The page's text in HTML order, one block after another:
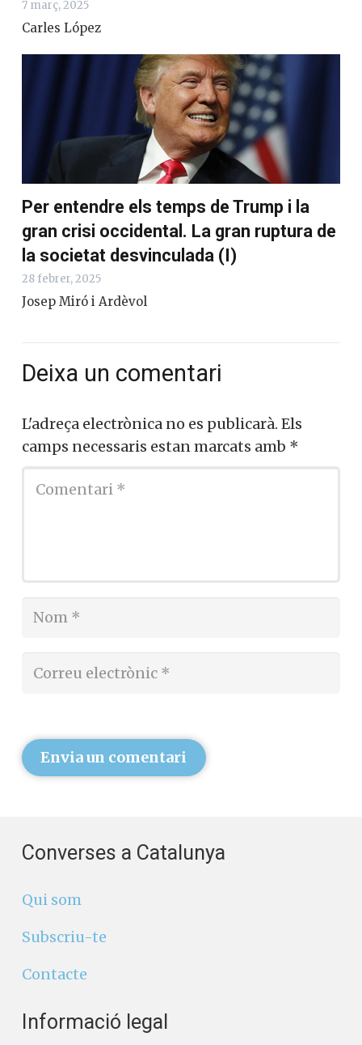
7 març, 2025
Carles López
Per entendre els temps de Trump i la
gran crisi occidental. La gran ruptura
de la societat desvinculada (I)
28 febrer, 2025
Josep Miró i Ardèvol
Deixa un comentari
L'adreça electrònica no es publicarà. Els
camps necessaris estan marcats amb *
Envia un comentari
Converses a Catalunya
Qui som
Subscriu-te
Contacte
Informació legal